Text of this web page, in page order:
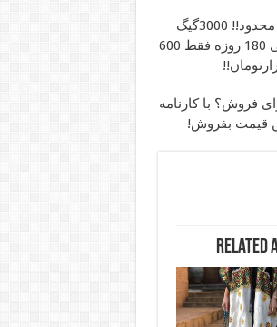
فرصت محدود!! 3000گیگ
اینترنت خانگی 180 روزه فقط 600
فروش؟ با کارنامه
قیمت بفروش!
Related